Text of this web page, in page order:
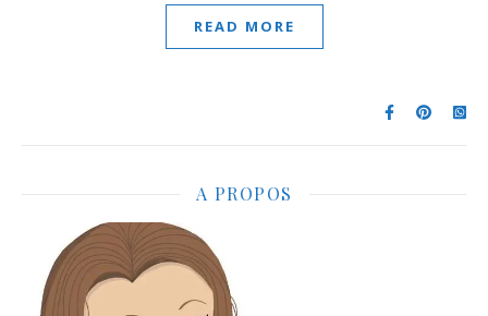
READ MORE
A PROPOS